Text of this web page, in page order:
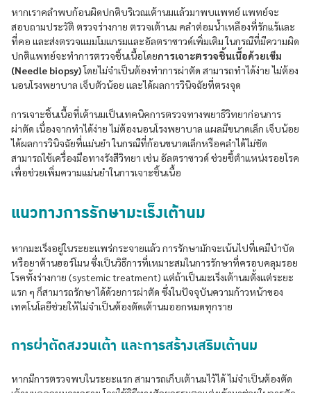
หากเราคลำพบก้อนผิดปกติบริเวณเต้านมแล้วมาพบแพทย์ แพทย์จะ
สอบถามประวัติ ตรวจร่างกาย ตรวจเต้านม คลำต่อมนํ้าเหลืองที่รักแร้และ
ที่คอ และส่งตรวจแมมโมแกรมและอัลตราซาวด์เพิ่มเติม ในกรณีที่มีความผิด
ปกติแพทย์จะทำการตรวจชิ้นเนื้อโดยการเจาะตรวจชิ้นเนื้อด้วยเข็ม
(Needle biopsy)โดยไม่จำเป็นต้องทำการผ่าตัด สามารถทำได้ง่าย ไม่ต้อง
นอนโรงพยาบาล เจ็บตัวน้อย และได้ผลการวินิจฉัยที่ตรงจุด
การเจาะชิ้นเนื้อที่เต้านมเป็นเทคนิคการตรวจทางพยาธิวิทยาก่อนการ
ผ่าตัด เนื่องจากทำได้ง่าย ไม่ต้องนอนโรงพยาบาล แผลมีขนาดเล็ก เจ็บน้อย
ได้ผลการวินิจฉัยที่แม่นยำ ในกรณีที่ก้อนขนาดเล็กหรือคลำได้ไม่ชัด
สามารถใช้เครื่องมือทางรังสีวิทยา เช่น อัลตราซาวด์ ช่วยชี้ตำแหน่งรอยโรค
เพื่อช่วยเพิ่มความแม่นยำในการเจาะชิ้นเนื้อ
แนวทางการรักษามะเร็งเต้านม
หากมะเร็งอยู่ในระยะแพร่กระจายแล้ว การรักษามักจะเน้นไปที่เคมีบำบัด
หรือยาต้านฮอร์โมน ซึ่งเป็นวิธีการที่เหมาะสมในการรักษาที่ครอบคลุมรอย
โรคทั้งร่างกาย (systemic treatment) แต่ถ้าเป็นมะเร็งเต้านมตั้งแต่ระยะ
แรก ๆ ก็สามารถรักษาได้ด้วยการผ่าตัด ซึ่งในปัจจุบันความก้าวหน้าของ
เทคโนโลยีช่วยให้ไม่จำเป็นต้องตัดเต้านมออกหมดทุกราย
การผ่าตัดสงวนเต้า และการสร้างเสริมเต้านม
หากมีการตรวจพบในระยะแรก สามารถเก็บเต้านมไว้ได้ ไม่จำเป็นต้องตัด